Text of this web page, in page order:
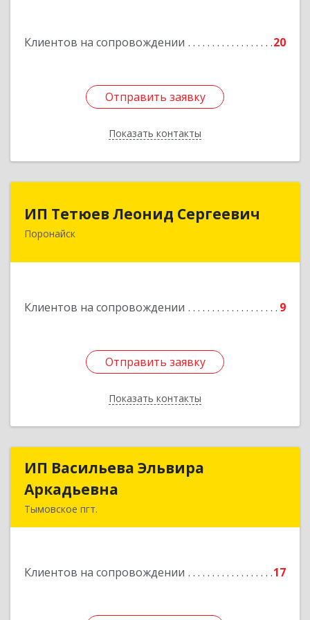
Клиентов на сопровождении 20
Отправить заявку
Показать контакты
Отправить заявку
Назад
ИП Тетюев Леонид Сергеевич
Поронайск
Клиентов на сопровождении 9
Отправить заявку
Показать контакты
694242, Сахалинская обл, Поронайск г, Фрунзе
Отправить заявку
Назад
ИП Васильева Эльвира
Аркадьевна
Тымовское пгт.
Клиентов на сопровождении 17
ИП Васильева Эльвира